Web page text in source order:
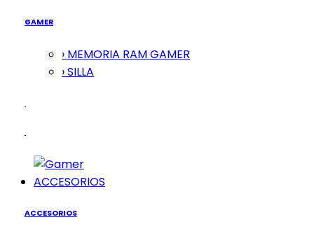
GAMER
› MEMORIA RAM GAMER
› SILLA
ACCESORIOS
ACCESORIOS